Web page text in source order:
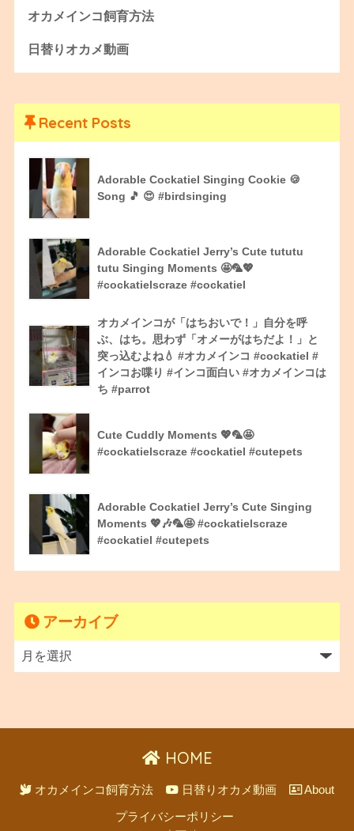
オカメインコ飼育方法
日替りオカメ動画
Recent Posts
Adorable Cockatiel Singing Cookie 🍪
Song 🎵 😍 #birdsinging
Adorable Cockatiel Jerry’s Cute tututu
tutu Singing Moments 🤩🦜💖
#cockatielscraze #cockatiel
オカメインコが「はちおいで！」自分を呼
ぶ、はち。思わず「オメーがはちだよ！」と
突っ込むよね💧 #オカメインコ #cockatiel #
インコお喋り #インコ面白い #オカメインコは
ち #parrot
Cute Cuddly Moments 💖🦜🤩
#cockatielscraze #cockatiel #cutepets
Adorable Cockatiel Jerry’s Cute Singing
Moments 💖🎶🦜🤩 #cockatielscraze
#cockatiel #cutepets
アーカイブ
HOME
オカメインコ飼育方法 日替りオカメ動画 About
プライバシーポリシー